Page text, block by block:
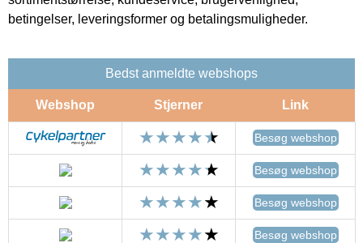
betingelser, leveringsformer og betalingsmuligheder.
Bedst anmeldte webshops
Webshop Stjerner Link
Besøg webshop
Besøg webshop
Besøg webshop
Besøg webshop